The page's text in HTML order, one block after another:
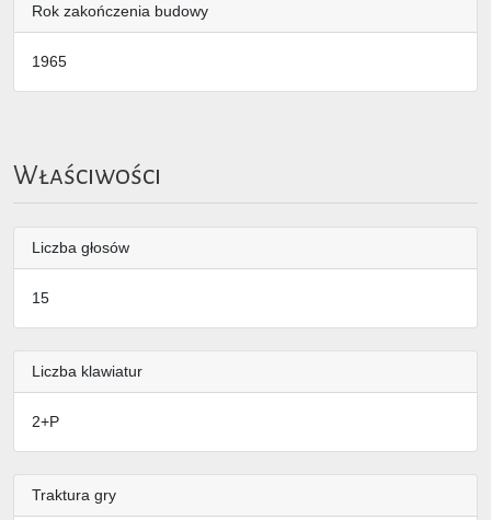
Rok zakończenia budowy
1965
Właściwości
Liczba głosów
15
Liczba klawiatur
2+P
Traktura gry